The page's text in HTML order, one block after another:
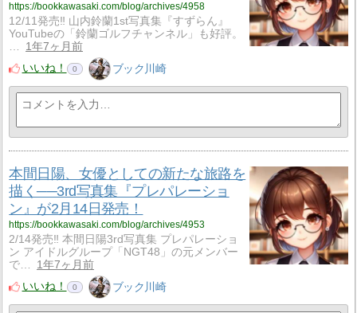
https://bookkawasaki.com/blog/archives/4958
12/11発売‼ 山内鈴蘭1st写真集『すずらん』
YouTubeの「鈴蘭ゴルフチャンネル」も好評。
1年7ヶ月前
いいね！
0 ブック川崎
本間日陽、女優としての新たな旅路を
描く──3rd写真集『プレパレーショ
ン』が2月14日発売！
https://bookkawasaki.com/blog/archives/4953
2/14発売‼ 本間日陽3rd写真集 プレパレーショ
ン アイドルグループ「NGT48」の元メンバー
で…
1年7ヶ月前
いいね！
0 ブック川崎